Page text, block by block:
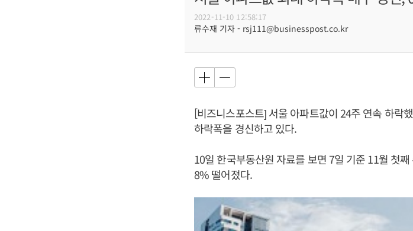
2022-11-10 12:58:17
류수재 기자 - rsj111@businesspost.co.kr
[비즈니스포스트] 서울 아파트값이 24주 연속 하락
하락폭을 경신하고 있다.
10일 한국부동산원 자료를 보면 7일 기준 11월 첫
8% 떨어졌다.